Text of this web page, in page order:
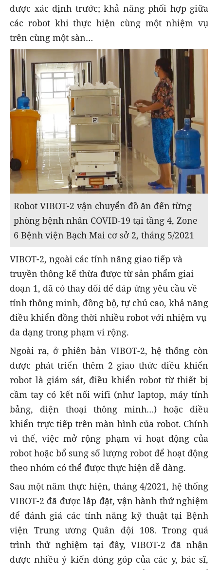
được xác định trước; khả năng phối hợp giữa
các robot khi thực hiện cùng một nhiệm vụ
trên cùng một sàn…
Robot VIBOT-2 vận chuyển đồ ăn đến từng
phòng bệnh nhân COVID-19 tại tầng 4, Zone
6 Bệnh viện Bạch Mai cơ sở 2, tháng 5/2021
VIBOT-2, ngoài các tính năng giao tiếp và
truyền thông kế thừa được từ sản phẩm giai
đoạn 1, đã có thay đổi để đáp ứng yêu cầu về
tính thông minh, đồng bộ, tự chủ cao, khả năng
điều khiển đồng thời nhiều robot với nhiệm vụ
đa dạng trong phạm vi rộng.
Ngoài ra, ở phiên bản VIBOT-2, hệ thống còn
được phát triển thêm 2 giao thức điều khiển
robot là giám sát, điều khiển robot từ thiết bị
cầm tay có kết nối wifi (như laptop, máy tính
bảng, điện thoại thông minh…) hoặc điều
khiển trực tiếp trên màn hình của robot. Chính
vì thế, việc mở rộng phạm vi hoạt động của
robot hoặc bổ sung số lượng robot để hoạt động
theo nhóm có thể được thực hiện dễ dàng.
Sau một năm thực hiện, tháng 4/2021, hệ thống
VIBOT-2 đã được lắp đặt, vận hành thử nghiệm
để đánh giá các tính năng kỹ thuật tại Bệnh
viện Trung ương Quân đội 108. Trong quá
trình thử nghiệm tại đây, VIBOT-2 đã nhận
được nhiều ý kiến đóng góp của các y, bác sĩ,